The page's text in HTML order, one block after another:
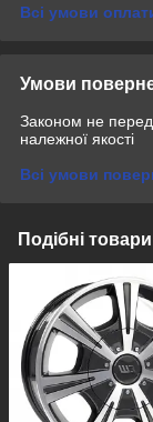
Всі умови
Умови
Законом не
належної якості
Всі умови
Подібні